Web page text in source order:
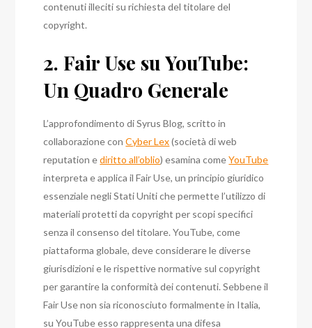
contenuti illeciti su richiesta del titolare del
copyright.
2. Fair Use su YouTube:
Un Quadro Generale
L’approfondimento di Syrus Blog, scritto in
collaborazione conCyber Lex(società di web
reputation ediritto all’oblio) esamina comeYouTube
interpreta e applica il Fair Use, un principio giuridico
essenziale negli Stati Uniti che permette l’utilizzo di
materiali protetti da copyright per scopi specifici
senza il consenso del titolare. YouTube, come
piattaforma globale, deve considerare le diverse
giurisdizioni e le rispettive normative sul copyright
per garantire la conformità dei contenuti. Sebbene il
Fair Use non sia riconosciuto formalmente in Italia,
su YouTube esso rappresenta una difesa